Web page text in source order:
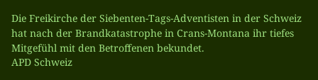
Die Freikirche der Siebenten-Tags-Adventisten in der Schweiz
hat nach der Brandkatastrophe in Crans-Montana ihr tiefes
Mitgefühl mit den Betroffenen bekundet.
APD Schweiz